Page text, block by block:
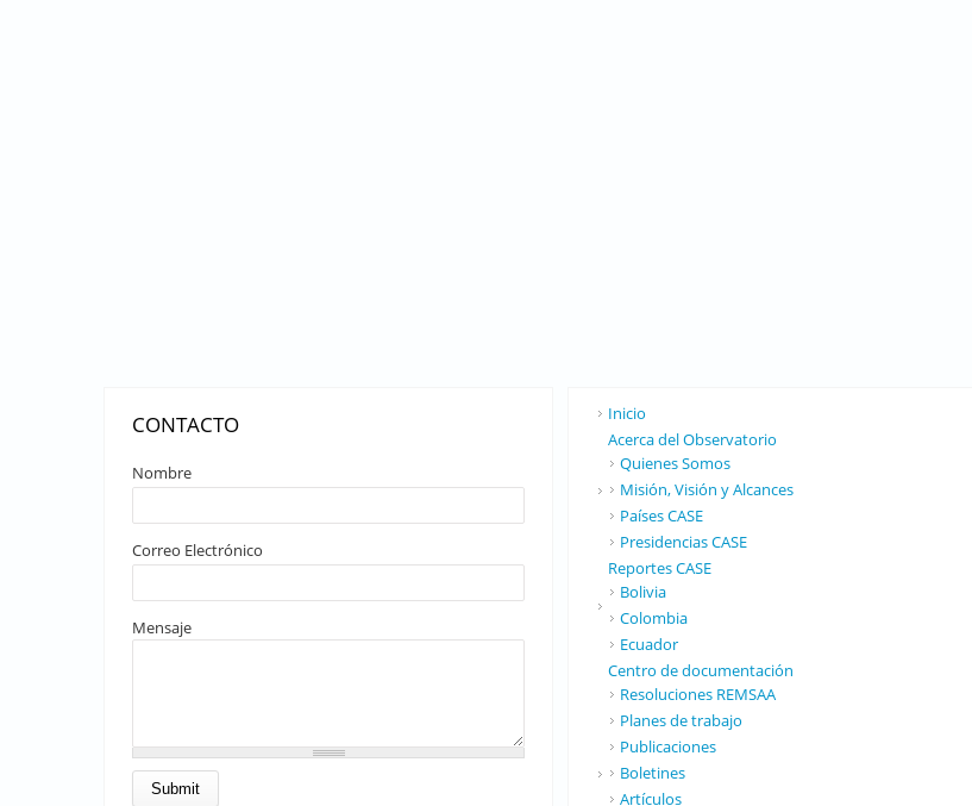
CONTACTO
Nombre
Correo Electrónico
Mensaje
Inicio
Acerca del Observatorio
Quienes Somos
Misión, Visión y Alcances
Países CASE
Presidencias CASE
Reportes CASE
Bolivia
Colombia
Ecuador
Centro de documentación
Resoluciones REMSAA
Planes de trabajo
Publicaciones
Boletines
Artículos